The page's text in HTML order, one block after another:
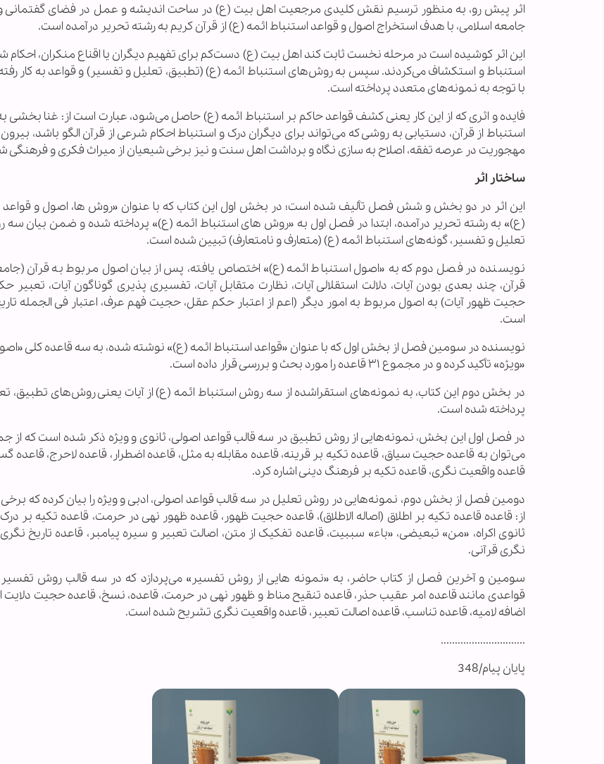
اثر پیش رو، به منظور ترسیم نقش کلیدی مرجعیت اهل بیت (ع) در ساحت اندیشه و عمل در فضای گفتمانی
جامعه اسلامی، با هدف استخراج اصول و قواعد استنباط ائمه (ع) از قرآن کریم به رشته تحریر درآمده است.
این اثر کوشیده است در مرحله نخست ثابت کند اهل بیت (ع) دست‌کم برای تفهیم دیگران یا اقناع منکران، احکام
استنباط و استکشاف می‌کردند. سپس به روش‌های استنباط ائمه (ع) (تطبیق، تعلیل و تفسیر) و قواعد به کار
با توجه به نمونه‌های متعدد پرداخته است.
فایده و اثری که از این کار یعنی کشف قواعد حاکم بر استنباط ائمه (ع) حاصل می‌شود، عبارت است از: غنا بخشی
استنباط از قرآن، دستیابی به روشی که می‌تواند برای دیگران درک و استنباط احکام شرعی از قرآن الگو باشد، بیرون
مهجوریت در عرصه تفقه، اصلاح به سازی نگاه و برداشت اهل سنت و نیز برخی شیعیان از میراث فکری و فرهنگی
‌ساختار اثر
این اثر در دو بخش و شش فصل تألیف شده است؛ در بخش اول این کتاب که با عنوان «روش ها، اصول و قواعد
(ع)» به رشته تحریر درآمده، ابتدا در فصل اول به «روش های استنباط ائمه (ع)» پرداخته شده و ضمن بیان
تعلیل و تفسیر، گونه‌های استنباط ائمه (ع) (متعارف و نامتعارف) تبیین شده است.
نویسنده در فصل دوم که به «اصول استنباط ائمه (ع)» اختصاص یافته، پس از بیان اصول مربوط به قرآن
قرآن، چند بعدی بودن آیات، دلالت استقلالی آیات، نظارت متقابل آیات، تفسیری پذیری گوناگون آیات، تعبیر
حجیت ظهور آیات) به اصول مربوط به امور دیگر (اعم از اعتبار حکم عقل، حجیت فهم عرف، اعتبار فی الجمله
است.
نویسنده در سومین فصل از بخش اول که با عنوان «قواعد استنباط ائمه (ع)» نوشته شده، به سه قاعده کلی
«ویژه» تأکید کرده و در مجموع ۳۱ قاعده را مورد بحث و بررسی قرار داده است.
در بخش دوم این کتاب، به نمونه‌های استقراشده از سه روش استنباط ائمه (ع) از آیات یعنی روش‌های تطبیق،
پرداخته شده است.
در فصل اول این بخش، نمونه‌هایی از روش تطبیق در سه قالب قواعد اصولی، ثانوی و ویژه ذکر شده است که از
می‌توان به قاعده حجیت سیاق، قاعده تکیه بر قرینه، قاعده مقابله به مثل، قاعده اضطرار، قاعده لاحرج، قاعده
قاعده واقعیت نگری، قاعده تکیه بر فرهنگ دینی اشاره کرد.
دومین فصل از بخش دوم، نمونه‌هایی در روش تعلیل در سه قالب قواعد اصولی، ادبی و ویژه را بیان کرده که برخی از
از: قاعده قاعده تکیه بر اطلاق (اصاله الاطلاق)، قاعده حجیت ظهور، قاعده ظهور نهی در حرمت، قاعده تکیه بر
ثانوی اکراه، «من» تبعیضی، «باء» سببیت، قاعده تفکیک از متن، اصالت تعبیر و سیره پیامبر، قاعده تاریخ
نگری قرآنی.
سومین و آخرین فصل از کتاب حاضر، به «نمونه هایی از روش تفسیر» می‌پردازد که در سه قالب روش تفسیر،
قواعدی مانند قاعده امر عقیب حذر، قاعده تنقیح مناط و ظهور نهی در حرمت، قاعده، نسخ، قاعده حجیت دلایت
اضافه لامیه، قاعده تناسب، قاعده اصالت تعبیر، قاعده واقعیت نگری تشریح شده است.
..............................
پایان پیام/348